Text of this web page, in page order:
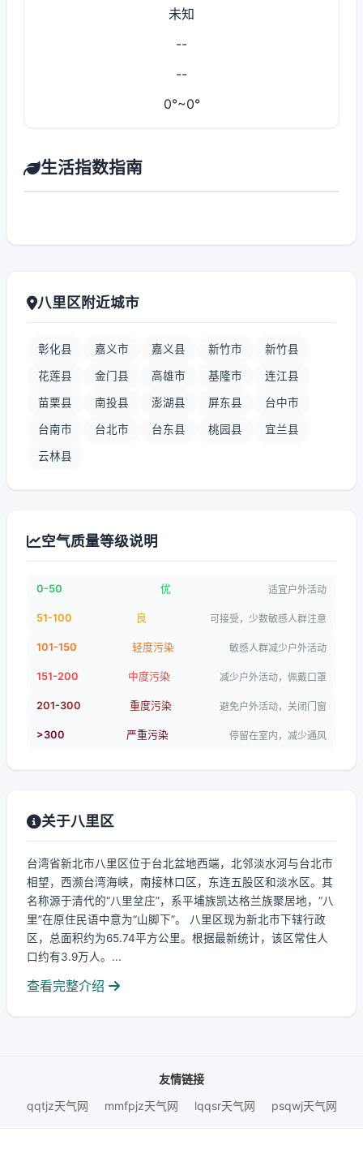
未知
--
--
0°~0°
生活指数指南
八里区附近城市
彰化县 嘉义市 嘉义县 新竹市 新竹县
花莲县 金门县 高雄市 基隆市 连江县
苗栗县 南投县 澎湖县 屏东县 台中市
台南市 台北市 台东县 桃园县 宜兰县
云林县
空气质量等级说明
0-50 优 适宜户外活动
51-100 良 可接受，少数敏感人群注意
101-150 轻度污染 敏感人群减少户外活动
151-200 中度污染 减少户外活动，佩戴口罩
201-300 重度污染 避免户外活动，关闭门窗
>300 严重污染 停留在室内，减少通风
关于八里区
台湾省新北市八里区位于台北盆地西端，北邻淡水河与台北市
相望，西濒台湾海峡，南接林口区，东连五股区和淡水区。其
名称源于清代的“八里坌庄”，系平埔族凯达格兰族聚居地，“八
里”在原住民语中意为“山脚下”。 八里区现为新北市下辖行政
区，总面积约为65.74平方公里。根据最新统计，该区常住人
口约有3.9万人。...
查看完整介绍
友情链接
qqtjz天气网
mmfpjz天气网 lqqsr天气网 psqwj天气网